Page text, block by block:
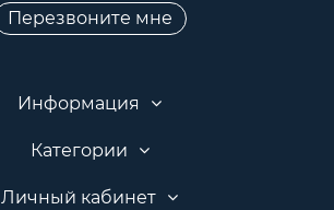
Перезвоните мне
Информация
Категории
Личный кабинет